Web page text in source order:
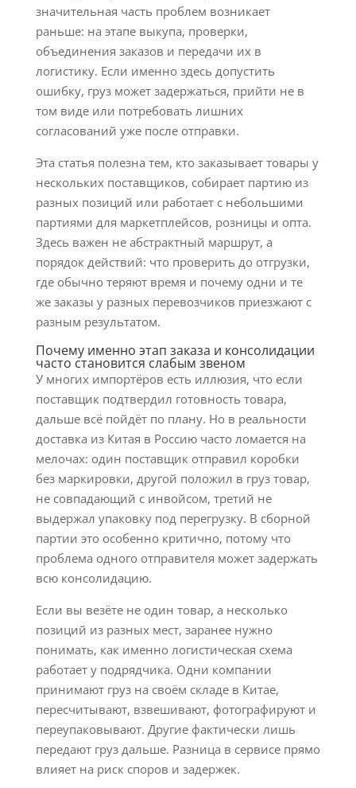
значительная часть проблем возникает
раньше: на этапе выкупа, проверки,
объединения заказов и передачи их в
логистику. Если именно здесь допустить
ошибку, груз может задержаться, прийти не в
том виде или потребовать лишних
согласований уже после отправки.
Эта статья полезна тем, кто заказывает товары у
нескольких поставщиков, собирает партию из
разных позиций или работает с небольшими
партиями для маркетплейсов, розницы и опта.
Здесь важен не абстрактный маршрут, а
порядок действий: что проверить до отгрузки,
где обычно теряют время и почему одни и те
же заказы у разных перевозчиков приезжают с
разным результатом.
Почему именно этап заказа и консолидации
часто становится слабым звеном
У многих импортёров есть иллюзия, что если
поставщик подтвердил готовность товара,
дальше всё пойдёт по плану. Но в реальности
доставка из Китая в Россию часто ломается на
мелочах: один поставщик отправил коробки
без маркировки, другой положил в груз товар,
не совпадающий с инвойсом, третий не
выдержал упаковку под перегрузку. В сборной
партии это особенно критично, потому что
проблема одного отправителя может задержать
всю консолидацию.
Если вы везёте не один товар, а несколько
позиций из разных мест, заранее нужно
понимать, как именно логистическая схема
работает у подрядчика. Одни компании
принимают груз на своём складе в Китае,
пересчитывают, взвешивают, фотографируют и
переупаковывают. Другие фактически лишь
передают груз дальше. Разница в сервисе прямо
влияет на риск споров и задержек.